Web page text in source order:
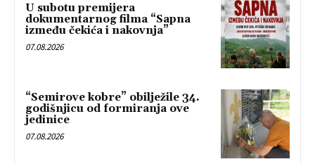
U subotu premijera
dokumentarnog filma “Sapna
između čekića i nakovnja”
07.08.2026
“Semirove kobre” obilježile 34.
godišnjicu od formiranja ove
jedinice
07.08.2026